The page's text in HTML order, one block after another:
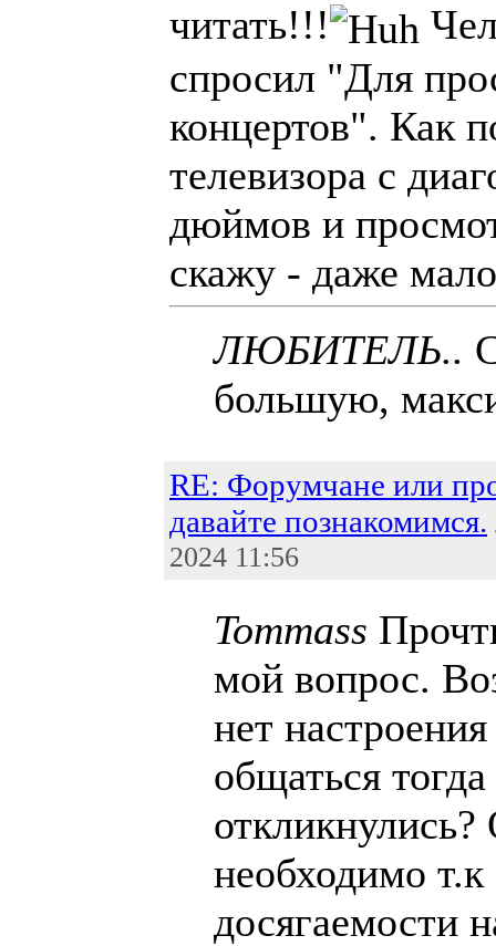
читать!!!
спросил "Для
концертов". Как
телевизора с
дюймов и
скажу - даже
ЛЮБИТЕЛЬ..
большую,
RE: Форумчане или
давайте познакомимся.
2024 11:56
Tommass
мой вопрос.
нет
общаться
откликнулись?
необходимо
досягаемости